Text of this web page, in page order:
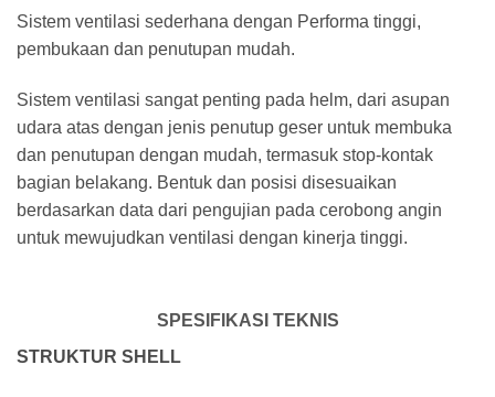
Sistem ventilasi sederhana dengan Performa tinggi,
pembukaan dan penutupan mudah.
Sistem ventilasi sangat penting pada helm, dari asupan
udara atas dengan jenis penutup geser untuk membuka
dan penutupan dengan mudah, termasuk stop-kontak
bagian belakang. Bentuk dan posisi disesuaikan
berdasarkan data dari pengujian pada cerobong angin
untuk mewujudkan ventilasi dengan kinerja tinggi.
SPESIFIKASI TEKNIS
STRUKTUR SHELL